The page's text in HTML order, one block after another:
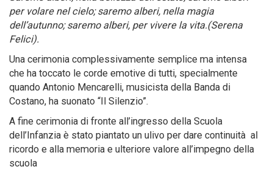
per volare nel cielo; saremo alberi, nella magia
dell’autunno; saremo alberi, per vivere la vita.(Serena
Felici).
Una cerimonia complessivamente semplice ma intensa
che ha toccato le corde emotive di tutti, specialmente
quando Antonio Mencarelli, musicista della Banda di
Costano, ha suonato “Il Silenzio”.
A fine cerimonia di fronte all’ingresso della Scuola
dell’Infanzia è stato piantato un ulivo per dare continuità al
ricordo e alla memoria e ulteriore valore all’impegno della
scuola